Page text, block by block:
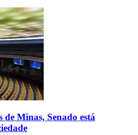
Minas, Senado está